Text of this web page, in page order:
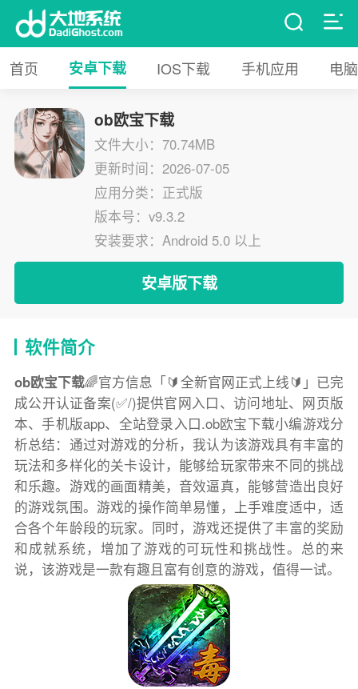
首页 安卓下载 IOS下载 手机应用 电
ob欧宝下载
文件大小：70.74MB
更新时间：2026-07-05
应用分类：正式版
版本号：v9.3.2
安装要求：Android 5.0 以上
安卓版下载
软件简介
ob欧宝下载🌈官方信息「🔰全新官网正式上线🔰」已完
成公开认证备案(✅/)提供官网入口、访问地址、网页版
本、手机版app、全站登录入口.ob欧宝下载小编游戏分
析总结：通过对游戏的分析，我认为该游戏具有丰富的
玩法和多样化的关卡设计，能够给玩家带来不同的挑战
和乐趣。游戏的画面精美，音效逼真，能够营造出良好
的游戏氛围。游戏的操作简单易懂，上手难度适中，适
合各个年龄段的玩家。同时，游戏还提供了丰富的奖励
和成就系统，增加了游戏的可玩性和挑战性。总的来
说，该游戏是一款有趣且富有创意的游戏，值得一试。